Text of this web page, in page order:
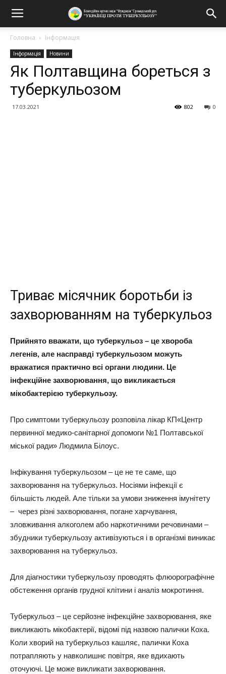
Головна Інформація
Інформація Новини
Як Полтавщина бореться з
туберкульозом
17.03.2021 0
802
Триває місячник боротьби із
захворюванням на туберкульоз
Прийнято вважати, що туберкульоз – це хвороба
легенів, але насправді туберкульозом можуть
вражатися практично всі органи людини. Це
інфекційне захворювання, що викликається
мікобактерією туберкульозу.
Про симптоми туберкульозу розповіла лікар КП«Центр
первинної медико-санітарної допомоги №1 Полтавської
міської ради» Людмила Білоус.
Інфікування туберкульозом – це не те саме, що
захворювання на туберкульоз. Носіями інфекції є
більшість людей. Але тільки за умови зниження імунітету
– через різні захворювання, погане харчування,
зловживання алкоголем або наркотичними речовинами –
збудники туберкульозу активізуються і в організмі виникає
захворювання на туберкульоз.
Для діагностики туберкульозу проводять флюорографічне
обстеження органів грудної клітини і аналіз мокротиння.
Туберкульоз – це серйозне інфекційне захворювання, яке
викликають мікобактерії, відомі під назвою палички Коха.
Коли хворий на туберкульоз кашляє, палички Коха
потрапляють у навколишнє повітря, яке вдихають
оточуючі. Це може викликати захворювання.